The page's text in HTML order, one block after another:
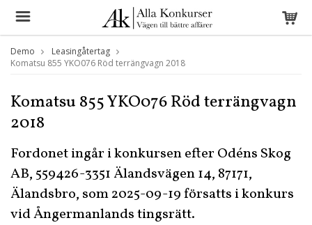
Demo
Leasingåtertag
Komatsu 855 YKO076 Röd terrängvagn 2018
Komatsu 855 YKO076 Röd terrängvagn
2018
Fordonet ingår i konkursen efter Odéns Skog
AB, 559426-3351 Älandsvägen 14, 87171,
Älandsbro, som 2025-09-19 försatts i konkurs
vid Ångermanlands tingsrätt.